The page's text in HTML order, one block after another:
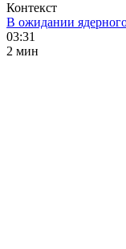
Контекст
В ожидании
03:31
2 мин